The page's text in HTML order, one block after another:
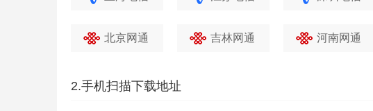
北京网通 吉林网通 河南网通
2.手机扫描下载地址